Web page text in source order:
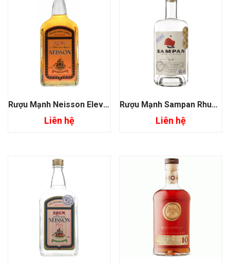
Rượu Mạnh Neisson Eleve Sous Bois Rum
Liên hệ
Rượu Mạnh Sampan Rhum 54%
Liên hệ